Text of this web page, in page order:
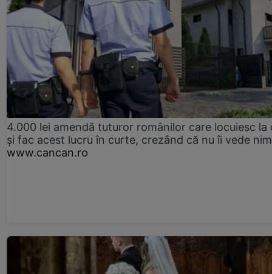
4.000 lei amendă tuturor românilor care locuiesc la
și fac acest lucru în curte, crezând că nu îi vede
www.cancan.ro